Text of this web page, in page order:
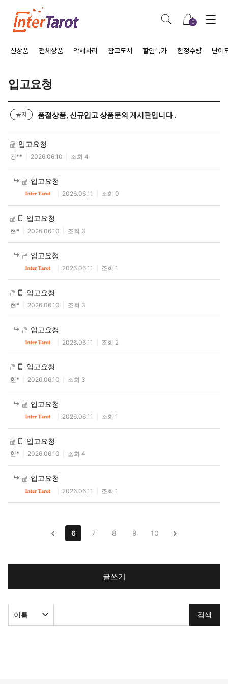
카드
0
신상품 전체상품 악세사리 참고도서 할인특가 한정수량 난이
입고요청
공지 품절상품, 신규입고 상품문의 게시판입니다 .
입고요청
강** 2026.06.10 조회 4
입고요청
2026.06.11 조회 0
입고요청
현* 2026.06.10 조회 3
입고요청
2026.06.11 조회 1
입고요청
현* 2026.06.10 조회 3
입고요청
2026.06.11 조회 2
입고요청
현* 2026.06.10 조회 3
입고요청
2026.06.11 조회 1
입고요청
현* 2026.06.10 조회 4
입고요청
2026.06.11 조회 1
6 7 8 9 10
글쓰기
검색